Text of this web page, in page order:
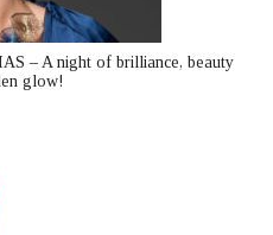
– A night of brilliance, beauty
glow!